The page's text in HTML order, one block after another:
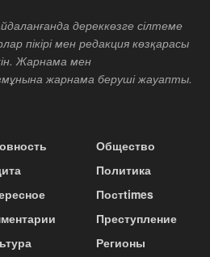
дереккөзге сілтеме
пікірі мен редакция көзқарасы
Жарнама мен
жарнама беруші жауапты.
Общество
Политика
Постtimes
Преступление
Регионы